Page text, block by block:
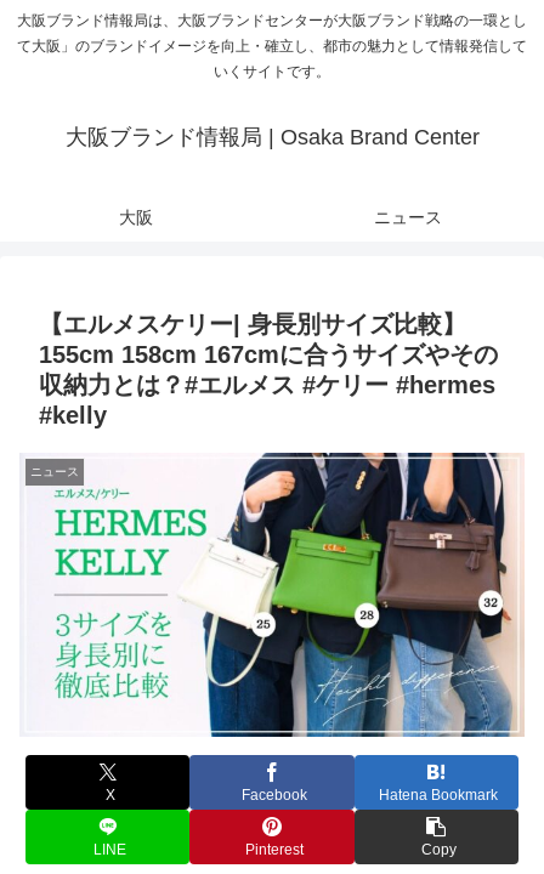
大阪ブランド情報局は、大阪ブランドセンターが大阪ブランド戦略の一環とし
て大阪」のブランドイメージを向上・確立し、都市の魅力として情報発信して
いくサイトです。
大阪ブランド情報局 | Osaka Brand Center
大阪 ニュース
【エルメスケリー| 身長別サイズ比較】
155cm 158cm 167cmに合うサイズやその
収納力とは？#エルメス #ケリー #hermes
#kelly
ニュース
X Facebook Hatena Bookmark
LINE Pinterest Copy